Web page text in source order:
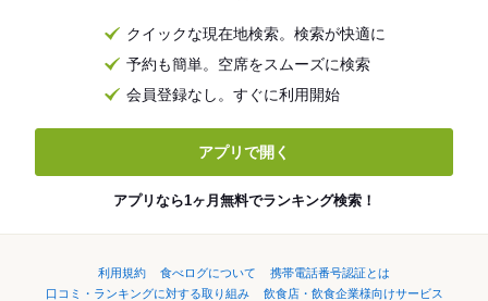
クイックな現在地検索。検索が快適に
予約も簡単。空席をスムーズに検索
会員登録なし。すぐに利用開始
アプリで開く
アプリなら1ヶ月無料でランキング検索！
利用規約 食べログについて
携帯電話番号認証とは
口コミ・ランキングに対する取り組み
飲食店・飲食企業様向けサービス